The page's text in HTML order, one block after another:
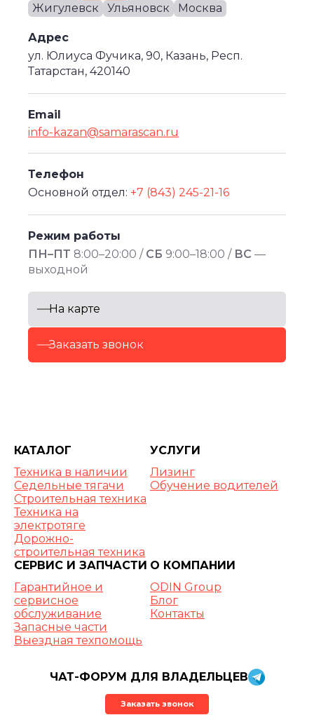
Жигулевск
Ульяновск Москва
Адрес
ул. Юлиуса Фучика, 90, Казань, Респ.
Татарстан, 420140
Email
info-kazan@samarascan.ru
Телефон
Основной отдел: +7 (843) 245-21-16
Режим работы
ПН–ПТ 8:00–20:00 / СБ 9:00–18:00 / ВС —
выходной
На карте
Заказать звонок
КАТАЛОГ
Техника в наличии
Седельные тягачи
Строительная техника
Техника на
электротяге
Дорожно-
строительная техника
УСЛУГИ
Лизинг
Обучение водителей
СЕРВИС И ЗАПЧАСТИ
Гарантийное и
сервисное
обслуживание
Запасные части
Выездная техпомощь
О КОМПАНИИ
ODIN Group
Блог
Контакты
ЧАТ-ФОРУМ ДЛЯ ВЛАДЕЛЬЦЕВ
Заказать звонок